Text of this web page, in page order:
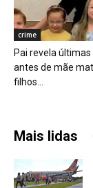
crime
Pai revela
antes de mãe
filhos...
Mais lidas